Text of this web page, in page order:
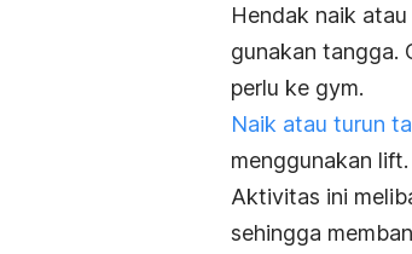
Hendak naik
gunakan tangga.
perlu ke gym.
Naik atau turun
menggunakan lift.
Aktivitas ini
sehingga